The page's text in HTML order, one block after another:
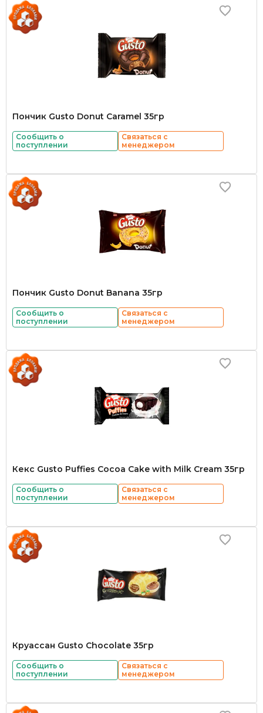
Пончик Gusto Donut Caramel 35гр
Сообщить о
поступлении
Связаться с
менеджером
Пончик Gusto Donut Banana 35гр
Сообщить о
поступлении
Связаться с
менеджером
Кекс Gusto Puffies Cocoa Cake with Milk Cream 35гр
Сообщить о
поступлении
Связаться с
менеджером
Круассан Gusto Chocolate 35гр
Сообщить о
поступлении
Связаться с
менеджером